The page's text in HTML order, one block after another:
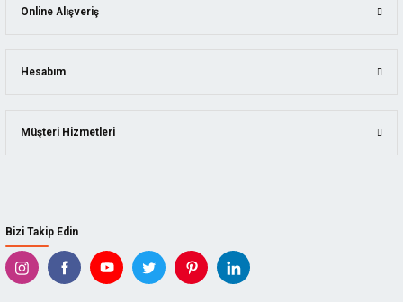
Bizi Takip Edin
Online Alışveriş
Hesabım
Müşteri Hizmetleri